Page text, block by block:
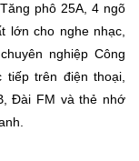
phô 25A, 4 ngõ
lớn cho nghe nhạc,
nghiệp Công
tiếp trên điện thoại,
Đài FM và thẻ nhớ